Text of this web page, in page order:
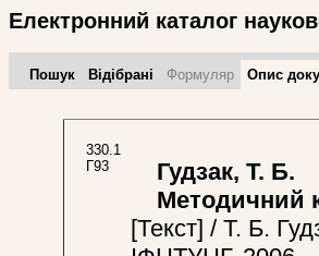
Електронний каталог
Пошук Відібрані Формуляр Опис
330.1
Г93
Гудзак, Т. Б.
Методичний
[Текст] / Т. Б.